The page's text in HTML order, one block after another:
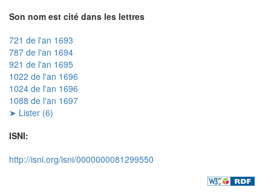
Son nom est cité dans les lettres
721 de l'an 1693
787 de l'an 1694
921 de l'an 1695
1022 de l'an 1696
1024 de l'an 1696
1088 de l'an 1697
➤ Lister (6)
ISNI:
http://isni.org/isni/0000000081299550